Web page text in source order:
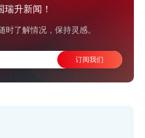
瑞升新闻！
时了解情况，保持灵感。